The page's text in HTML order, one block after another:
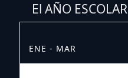
El AÑO ESCOLAR
ENE - MAR